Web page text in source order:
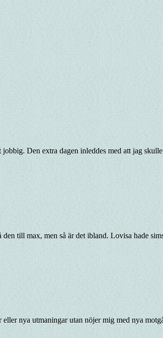
Den extra dagen inleddes med att jag
till max, men så är det ibland. Lovisa hade
nya utmaningar utan nöjer mig med nya